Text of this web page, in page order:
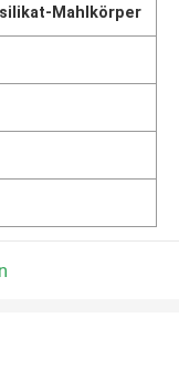
Mahlkörper